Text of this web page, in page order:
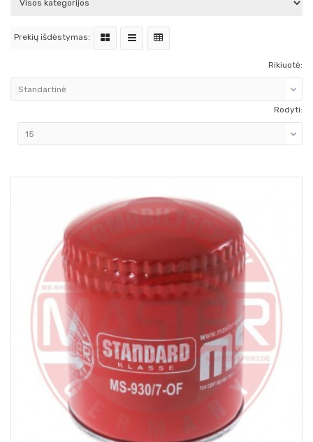
Prekių išdėstymas:
Rikiuotė:
Rodyti: